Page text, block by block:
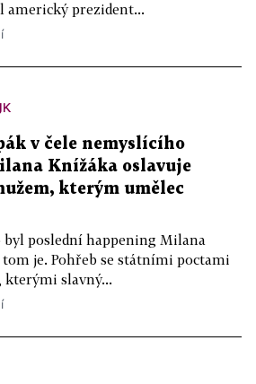
prezident...
v čele nemyslícího
Knížáka oslavuje
kterým umělec
poslední happening Milana
je. Pohřeb se státními poctami
slavný...